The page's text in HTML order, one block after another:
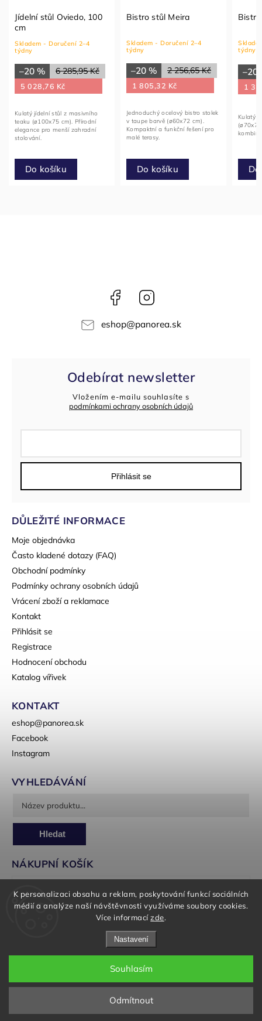
K personalizaci obsahu a reklam, poskytování funkcí sociálních
médií a analýze naší návštěvnosti využíváme soubory cookies.
Více informacízde.
Nastavení
Odmítnout
Souhlasím
Jídelní stůl Oviedo, 100
cm
Skladem - Doručení 2–4
týdny
6 285,95 Kč
–20 %
5 028,76 Kč
Do košíku
Kulatý jídelní stůl z masivního
teaku (ø100x75 cm). Přírodní
elegance pro menší zahradní
stolování.
Bistro stůl Meira
Skladem - Doručení 2–4
týdny
2 256,65 Kč
–20 %
1 805,32 Kč
Do košíku
Jednoduchý ocelový bistro stolek
v taupe barvě (ø60x72 cm).
Kompaktní a funkční řešení pro
malé terasy.
týdny
–20
1
Kulatý
Facebook
eshop@panorea.sk
Odebírat newsletter
Vložením e-mailu souhlasíte s
podmínkami ochrany osobních údajů
Přihlásit se
DŮLEŽITÉ INFORMACE
Moje objednávka
Často kladené dotazy (FAQ)
Obchodní podmínky
Podmínky ochrany osobních údajů
Vrácení zboží a reklamace
Kontakt
Přihlásit se
Registrace
Hodnocení obchodu
Katalog vířivek
KONTAKT
eshop@panorea.sk
Facebook
Instagram
VYHLEDÁVÁNÍ
Hledat
NÁKUPNÍ KOŠÍK
0ks /0 Kč
Copyright 2026Panorea Garden. Všechna práva vyhrazena.
Upravit nastavení cookies